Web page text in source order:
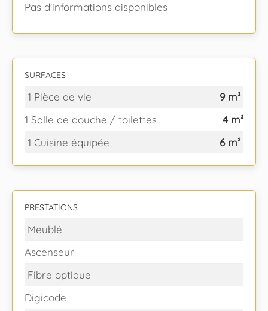
Pas d'informations disponibles
SURFACES
1 Pièce de vie
9 m²
1 Salle de douche / toilettes
4 m²
1 Cuisine équipée
6 m²
PRESTATIONS
Meublé
Ascenseur
Fibre optique
Digicode